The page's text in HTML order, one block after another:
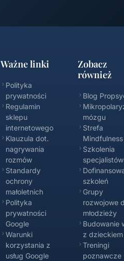
Ważne linki
Polityka
prywatności
Regulamin
sklepu
internetowego
Klauzula dot.
nagrywania
rozmów
Standardy
ochrony
małoletnich
Polityka
prywatności
Google
Warunki
korzystania z
usług Google
Zobacz
również
Blog
mózgu
Strefa
Mindfulness
Szkolenia
specjalistów
szkoleń
Grupy
rozwojowe
młodzieży
Budowanie
z dzieckiem
Treningi
poznawcze